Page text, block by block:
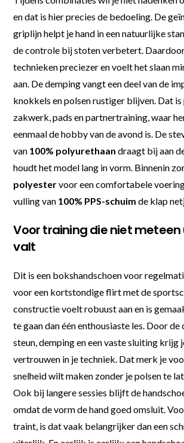
en dat is hier precies de bedoeling. De
griplijn helpt je hand in een natuurlijke
de controle bij stoten verbetert.
technieken preciezer en voelt het slaan
aan. De demping vangt een deel van de
knokkels en polsen rustiger blijven. Dat
zakwerk, pads en partnertraining, waar
eenmaal de hobby van de avond is. De
van 100% polyurethaan draagt bij aan
houdt het model lang in vorm. Binnenin
polyestervoor een comfortabele
vulling van 100% PPS-schuim de klap
Voor training die niet meteen
valt
Dit is een bokshandschoen voor
voor een kortstondige flirt met de
constructie voelt robuust aan en is
te gaan dan één enthousiaste les. Door
steun, demping en een vaste sluiting krijg
vertrouwen in je techniek. Dat merk je
snelheid wilt maken zonder je polsen te
Ook bij langere sessies blijft de
omdat de vorm de hand goed omsluit.
traint, is dat vaak belangrijker dan een